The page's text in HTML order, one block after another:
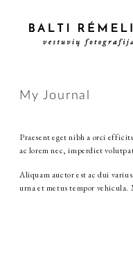
My Journal
Praesent eget nibh a orci
ac lorem nec, imperdiet
Aliquam auctor est ac dui
urna et metus tempor